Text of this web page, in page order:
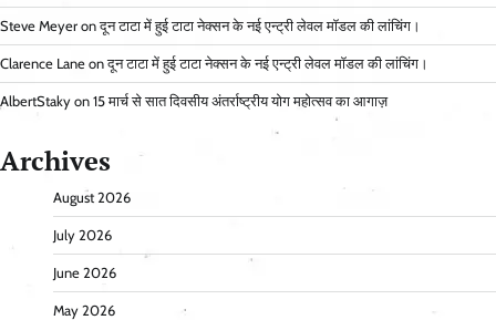
Steve Meyer onदून टाटा में हुई टाटा नेक्सन के नई एन्ट्री लेवल मॉडल की लांचिंग।
Clarence Lane onदून टाटा में हुई टाटा नेक्सन के नई एन्ट्री लेवल मॉडल की लांचिंग।
AlbertStaky on 15 मार्च से सात दिवसीय अंतर्राष्ट्रीय योग महोत्सव का आगाज़
Archives
August 2026
July 2026
June 2026
May 2026